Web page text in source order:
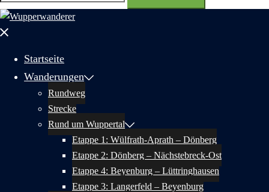
nach:
Menü
Startseite
Wanderungen
Rundweg
Strecke
Rund um Wuppertal
Etappe 1: Wülfrath-Aprath – Dönberg
Etappe 2: Dönberg – Nächstebreck-Ost
Etappe 4: Beyenburg – Lüttringhausen
Etappe 3: Langerfeld – Beyenburg